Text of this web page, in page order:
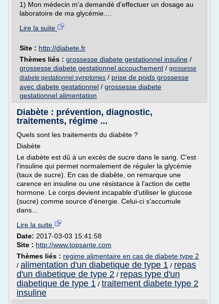
1) Mon médecin m'a demandé d'effectuer un dosage au
laboratoire de ma glycémie....
Lire la suite
Site : http://diabete.fr
Thèmes liés : grossesse diabete gestationnel insuline /
grossesse diabete gestationnel accouchement / grossesse
diabete gestationnel symptomes / prise de poids grossesse
avec diabete gestationnel / grossesse diabete
gestationnel alimentation
Diabète : prévention, diagnostic,
traitements, régime ...
Quels sont les traitements du diabète ?
Diabète
Le diabète est dû à un excès de sucre dans le sang. C'est
l'insuline qui permet normalement de réguler la glycémie
(taux de sucre). En cas de diabète, on remarque une
carence en insuline ou une résistance à l'action de cette
hormone. Le corps devient incapable d'utiliser le glucose
(sucre) comme source d'énergie. Celui-ci s'accumule
dans...
Lire la suite
Date: 2017-03-03 15:41:58
Site : http://www.topsante.com
Thèmes liés : regime alimentaire en cas de diabete type 2
/ alimentation d'un diabetique de type 1 / repas
d'un diabetique de type 2 / repas type d'un
diabetique de type 1 / traitement diabete type 2
insuline